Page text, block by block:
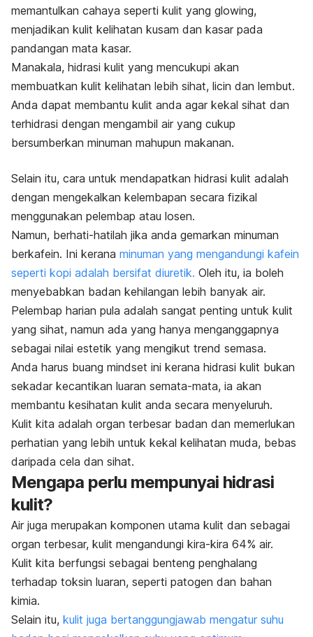
memantulkan cahaya seperti kulit yang glowing,
menjadikan kulit kelihatan kusam dan kasar pada
pandangan mata kasar.
Manakala, hidrasi kulit yang mencukupi akan
membuatkan kulit kelihatan lebih sihat, licin dan lembut.
Anda dapat membantu kulit anda agar kekal sihat dan
terhidrasi dengan mengambil air yang cukup
bersumberkan minuman mahupun makanan.
Selain itu, cara untuk mendapatkan hidrasi kulit adalah
dengan mengekalkan kelembapan secara fizikal
menggunakan pelembap atau losen.
Namun, berhati-hatilah jika anda gemarkan minuman
berkafein. Ini kerana minuman yang mengandungi kafein
seperti kopi adalah bersifat diuretik. Oleh itu, ia boleh
menyebabkan badan kehilangan lebih banyak air.
Pelembap harian pula adalah sangat penting untuk kulit
yang sihat, namun ada yang hanya menganggapnya
sebagai nilai estetik yang mengikut trend semasa.
Anda harus buang mindset ini kerana hidrasi kulit bukan
sekadar kecantikan luaran semata-mata, ia akan
membantu kesihatan kulit anda secara menyeluruh.
Kulit kita adalah organ terbesar badan dan memerlukan
perhatian yang lebih untuk kekal kelihatan muda, bebas
daripada cela dan sihat.
Mengapa perlu mempunyai hidrasi
kulit?
Air juga merupakan komponen utama kulit dan sebagai
organ terbesar, kulit mengandungi kira-kira 64% air.
Kulit kita berfungsi sebagai benteng penghalang
terhadap toksin luaran, seperti patogen dan bahan
kimia.
Selain itu, kulit juga bertanggungjawab mengatur suhu